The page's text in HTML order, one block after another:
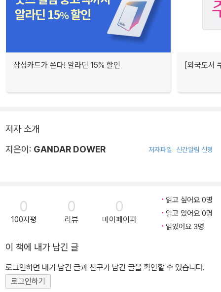
삼성카드가 쏜다! 알라딘 15% 할인 [외국도서
저자 소개
지은이: GANDAR DOWER 저자파일 신간알림 신청
0
100자평
0
리뷰
0
마이페이퍼
읽고 싶어요 0명
읽고 있어요 0명
읽었어요 3명
이 책에 내가 남긴 글
로그인하면 내가 남긴 글과 친구가 남긴 글을 확인할 수 있습니다.
로그인하기